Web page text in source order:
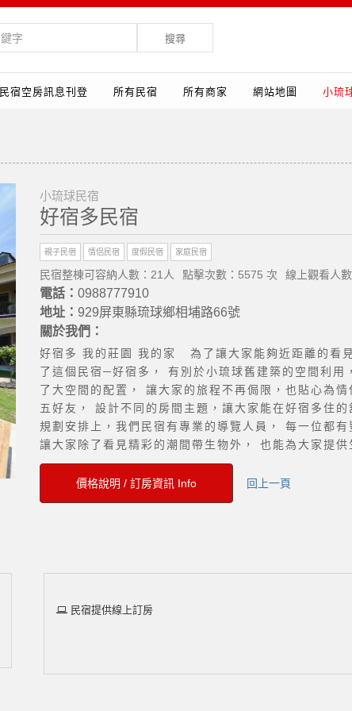
搜尋
民宿空房訊息刊登 所有民宿 所有商家 網站地圖 小琉
小琉球民宿
好宿多民宿
親子民宿 情侶民宿 度假民宿 家庭民宿
民宿整棟可容納人數：21人 點擊次數：5575 次 線上觀看人
電話： 0988777910
地址： 929屏東縣琉球鄉相埔路66號
關於我們：
好宿多 我的莊園 我的家 為了讓大家能夠近距離的看
了這個民宿─好宿多， 有別於小琉球舊建築的空間利用
了大空間的配置， 讓大家的旅程不再侷限，也貼心為
五好友， 設計不同的房間主題，讓大家能在好宿多住
規劃安排上，我們民宿有專業的導覽人員， 每一位都有
讓大家除了看見精彩的潮間帶生物外， 也能為大家提供
讓大家深入了解潮間帶的生態環境。 除了潮間帶導覽外
浮潛教練， 帶著大家下海一 覽珊瑚礁生態系的繽紛美
見綠蠵龜與您一同悠游海中央。 上了岸小琉球依舊迷
價格說明 / 訂房資訊 Info 回上一頁
民宿提供線上訂房